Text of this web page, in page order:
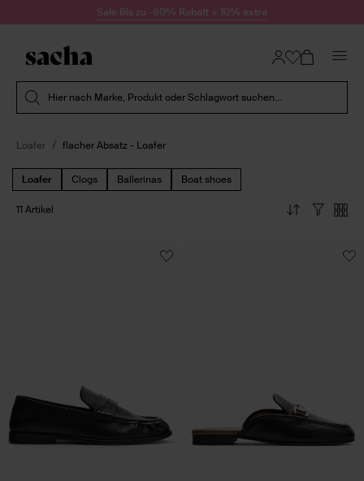
Zum Inhalt springenSale Bis zu -60% Rabatt + 10% extra
Hier nach Marke, Produkt oder Schlagwort suchen...
Loafer flacher Absatz - Loafer
Loafer Clogs Ballerinas Boat shoes
11 Artikel